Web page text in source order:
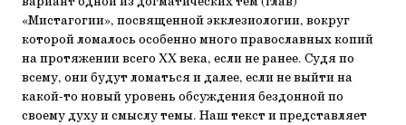
«Мистагогии», посвященной экклезиологии, вокруг
которой ломалось особенно много православных копий
на протяжении всего XX века, если не ранее. Судя по
всему, они будут ломаться и далее, если не выйти на
какой-то новый уровень обсуждения бездонной по
своему духу и смыслу те­мы. Наш текст и представляет